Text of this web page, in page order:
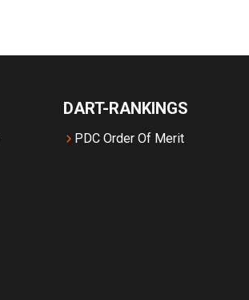
DART-RANKINGS
PDC Order Of Merit